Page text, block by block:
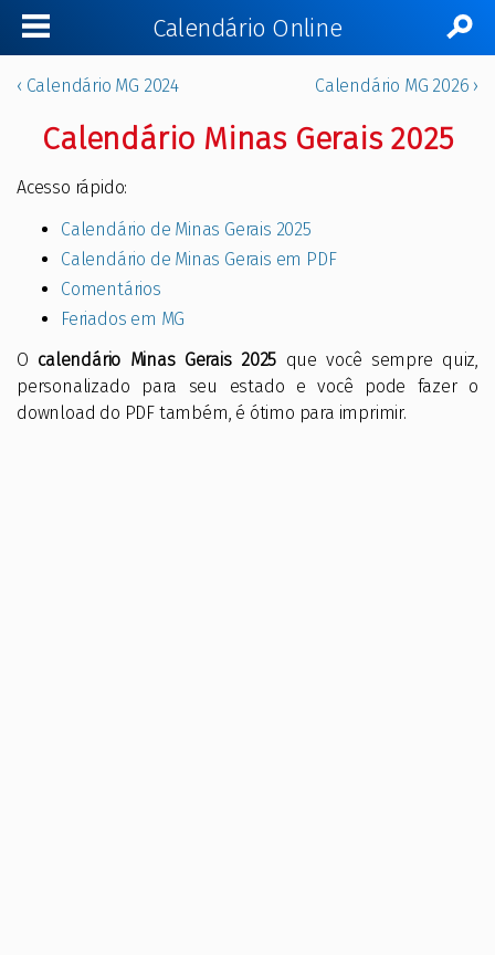
Calendário Online
‹ Calendário MG 2024 Calendário MG 2026 ›
Calendário Minas Gerais 2025
Acesso rápido:
Calendário de Minas Gerais 2025
Calendário de Minas Gerais em PDF
Comentários
Feriados em MG
O calendário Minas Gerais 2025 que você sempre quiz,
personalizado para seu estado e você pode fazer o
download do PDF também, é ótimo para imprimir.